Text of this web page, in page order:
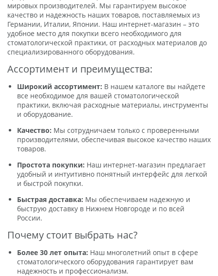
мировых производителей. Мы гарантируем высокое
качество и надежность наших товаров, поставляемых из
Германии, Италии, Японии. Наш интернет-магазин – это
удобное место для покупки всего необходимого для
стоматологической практики, от расходных материалов до
специализированного оборудования.
Ассортимент и преимущества:
Широкий ассортимент: В нашем каталоге вы найдете
все необходимое для вашей стоматологической
практики, включая расходные материалы, инструменты
и оборудование.
Качество: Мы сотрудничаем только с проверенными
производителями, обеспечивая высокое качество наших
товаров.
Простота покупки: Наш интернет-магазин предлагает
удобный и интуитивно понятный интерфейс для легкой
и быстрой покупки.
Быстрая доставка: Мы обеспечиваем надежную и
быструю доставку в Нижнем Новгороде и по всей
России.
Почему стоит выбрать нас?
Более 30 лет опыта: Наш многолетний опыт в сфере
стоматологического оборудования гарантирует вам
надежность и профессионализм.